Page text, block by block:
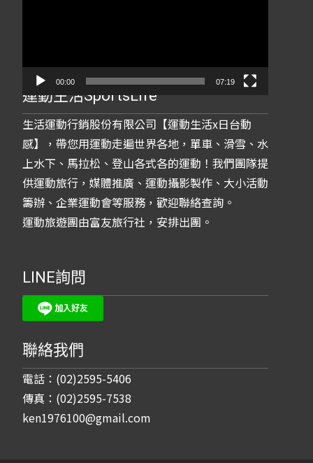
00:00 07:19
運動生活SportsLife
生活運動行銷股份有限公司【運動生活x日台動
感】，帶您用運動走遍世界各地，單車、滑雪、水
上水下、馬拉松、登山各式各的運動！我們團隊提
供運動旅行，媒體推廣、運動攝影製作、大小活動
籌辦、企業運動會等服務，歡迎聯絡查詢。
運動旅遊團由富友旅行社，安排出團。
LINE詢問
聯絡我們
電話：(02)2595-5406
傳真：(02)2595-7538
ken1976100@gmail.com